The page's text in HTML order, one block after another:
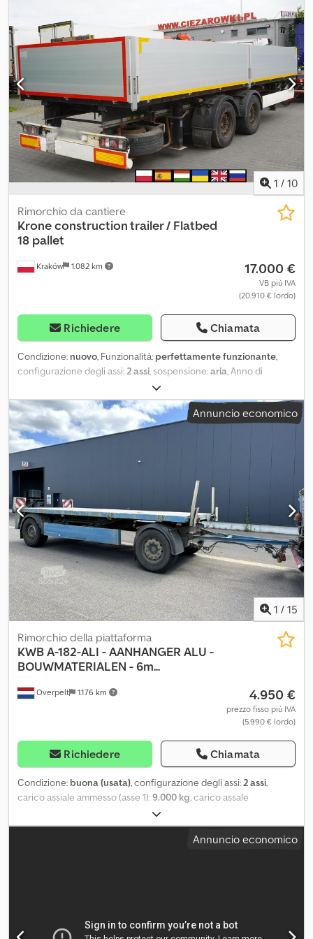
, Rimorchio pianale Wilson CTAA3 Massa totale
24.000 kg 3 assi Primo asse sollevabile Sospensione pneumatica
Freni a tamburo Attacchi per container Dimensioni del pianale
Dkjdpfszmv Arsx Acisr Lunghezza 625 cm Larghezza 255 cm
Altezza alla guida 87 cm Ulteriori informazioni al numero +48 880
355 125
1 / 10
Kraków 1.082 km
Rimorchio da cantiere
Kroneconstruction trailer / Flatbed
18 pallet
17.000 €
VB più IVA
(20.910 € lordo)
Richiedere Chiamata
Condizione: nuovo, Funzionalità: perfettamente funzionante,
configurazione degli assi:2 assi, sospensione:aria, Anno di
, Rimorchio da costruzione Krone / Pianale 18
pallet / SOVRASTRUTTURA NUOVA / 2 rimorchi Telaio – Krone, 2015
Allestimento – sovrastruttura pianale nuova (mai utilizzata)
Sospensione pneumatica Assali BPW Freni a disco Dimensioni
interne: lunghezza 735 cm larghezza 245 cm altezza sponda 77 cm
Capacità per 18 europallet Altezza piano di carico 114 cm
Pavimento multistrato Sponde laterali in alluminio Dkodpfx
Acozmv Aljijr 16 punti di fissaggio Condizioni tecniche ed
estetiche eccellenti. 2 rimorchi simili disponibili.
Annuncio economico
1 / 15
Overpelt 1.176 km
Rimorchio della piattaforma
KWBA-182-ALI - AANHANGER ALU -
BOUWMATERIALEN - 6m...
4.950 €
prezzo fisso più IVA
(5.990 € lordo)
Richiedere Chiamata
Condizione: buona (usata), configurazione degli assi:2 assi,
carico assiale ammesso (asse 1):9.000 kg, carico assale
, prima immatricolazione:
lunghezza spazio di carico:6.500 mm, altezza vano di carico:1.350
385/65 R22,5, colore:altro,
Dimensione pneumatici: 385/65 R22,5 Marca degli assi: SAF Asse
Annuncio economico